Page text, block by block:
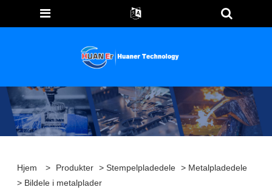
Hjem > Produkter >Stempelpladedele > Metalpladedele
> Bildele i metalplader